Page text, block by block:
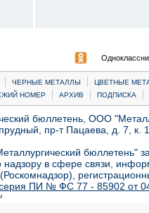
| ЧЕРНЫЕ МЕТАЛЛЫ |
ЦВЕТНЫЕ
НОМЕР | АРХИВ | ПОДПИСКА |
бюллетень, ООО
пр-т Пацаева, д. 7,
бюллетень"
в сфере связи,
ПИ № ФС 77 - 85902 от 04